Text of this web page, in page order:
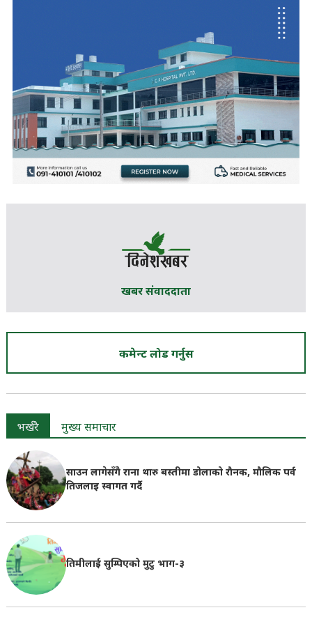
खबर संवाददाता
कमेन्ट लोड गर्नुस
भर्खरै मुख्य समाचार
साउन लागेसँगै राना थारु बस्तीमा डोलाको रौनक, मौलिक पर्व
तिजलाइ स्वागत गर्दै
तिमीलाई सुम्पिएको मुटु भाग-३